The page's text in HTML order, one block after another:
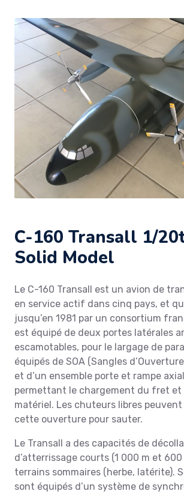
C-160 Transall 1/
Solid Model
Le C-160 Transall est un avion de
en service actif dans cinq pays, et
jusqu’en 1981 par un consortium
est équipé de deux portes latérales
escamotables, pour le largage de
équipés de SOA (Sangles
et d’un ensemble porte et rampe
permettant le chargement du fret et
matériel. Les chuteurs libres
cette ouverture pour sauter.
Le Transall a des capacités de
d’atterrissage courts (1 000 m et
terrains sommaires (herbe, latérite).
sont équipés d’un système de